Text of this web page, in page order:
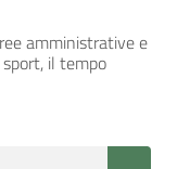
amministrative e
il tempo